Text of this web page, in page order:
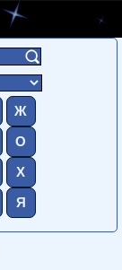
Ж
О
Х
Я